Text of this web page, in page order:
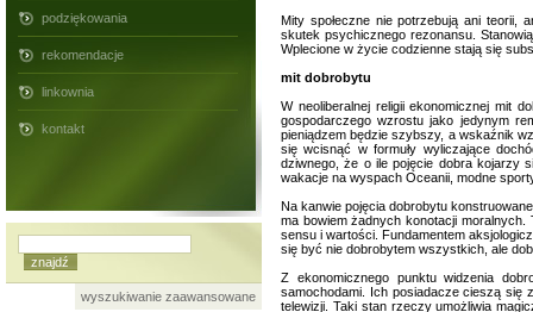
podziękowania
rekomendacje
linkownia
kontakt
wyszukiwanie zaawansowane
Mity społeczne nie potrzebują ani teorii,
skutek psychicznego rezonansu.
Wplecione w życie codzienne stają się
mit dobrobytu
W neoliberalnej religii ekonomicznej mit
gospodarczego wzrostu jako jedynym
pieniądzem będzie szybszy, a wskaźnik
się wcisnąć w formuły wyliczające
dziwnego, że o ile pojęcie dobra kojarzy
wakacje na wyspach Oceanii, modne
Na kanwie pojęcia dobrobytu
ma bowiem żadnych konotacji
sensu i wartości. Fundamentem
się być nie dobrobytem wszystkich, ale
Z ekonomicznego punktu widzenia
samochodami. Ich posiadacze cieszą się
telewizji. Taki stan rzeczy umożliwia